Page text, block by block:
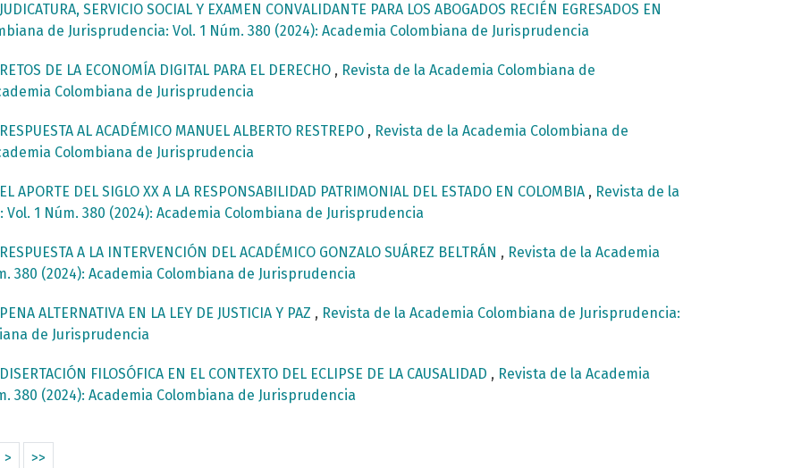
JUDICATURA, SERVICIO SOCIAL Y EXAMEN CONVALIDANTE PARA LOS ABOGADOS RECIÉN EGRESADOS EN
de Jurisprudencia: Vol. 1 Núm. 380 (2024): Academia Colombiana de Jurisprudencia
RETOS DE LA ECONOMÍA DIGITAL PARA EL DERECHO , Revista de la Academia Colombiana de
Colombiana de Jurisprudencia
RESPUESTA AL ACADÉMICO MANUEL ALBERTO RESTREPO , Revista de la Academia Colombiana de
Colombiana de Jurisprudencia
EL APORTE DEL SIGLO XX A LA RESPONSABILIDAD PATRIMONIAL DEL ESTADO EN COLOMBIA , Revista de la
1 Núm. 380 (2024): Academia Colombiana de Jurisprudencia
RESPUESTA A LA INTERVENCIÓN DEL ACADÉMICO GONZALO SUÁREZ BELTRÁN , Revista de la Academia
380 (2024): Academia Colombiana de Jurisprudencia
PENA ALTERNATIVA EN LA LEY DE JUSTICIA Y PAZ , Revista de la Academia Colombiana de Jurisprudencia:
de Jurisprudencia
DISERTACIÓN FILOSÓFICA EN EL CONTEXTO DEL ECLIPSE DE LA CAUSALIDAD , Revista de la Academia
380 (2024): Academia Colombiana de Jurisprudencia
> >>